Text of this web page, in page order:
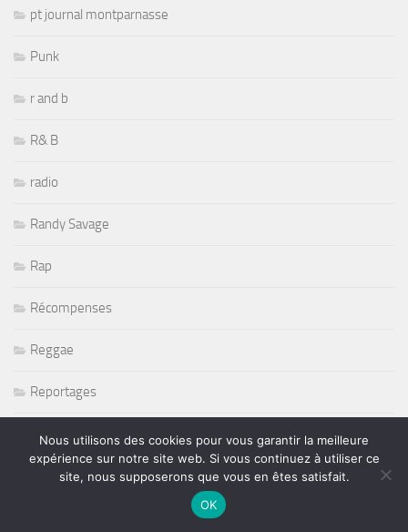
pt journal montparnasse
Punk
r and b
R& B
radio
Randy Savage
Rap
Récompenses
Reggae
Reportages
Restaurant
Rétromobile 2011
Nous utilisons des cookies pour vous garantir la meilleure
expérience sur notre site web. Si vous continuez à utiliser ce
site, nous supposerons que vous en êtes satisfait.
OK